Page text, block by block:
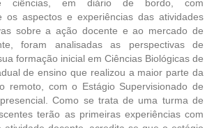
ciências, em diário de bordo, com
os aspectos e experiências das atividades
sobre a ação docente e ao mercado de
foram analisadas as perspectivas de
formação inicial em Ciências Biológicas de
de ensino que realizou a maior parte da
remoto, com o Estágio Supervisionado de
Como se trata de uma turma de
terão as primeiras experiências com